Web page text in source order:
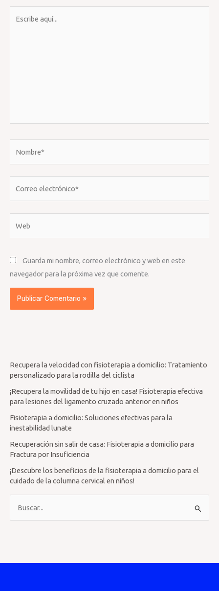
Guarda mi nombre, correo electrónico y web en este
navegador para la próxima vez que comente.
Recupera la velocidad con fisioterapia a domicilio: Tratamiento
personalizado para la rodilla del ciclista
¡Recupera la movilidad de tu hijo en casa! Fisioterapia efectiva
para lesiones del ligamento cruzado anterior en niños
Fisioterapia a domicilio: Soluciones efectivas para la
inestabilidad lunate
Recuperación sin salir de casa: Fisioterapia a domicilio para
Fractura por Insuficiencia
¡Descubre los beneficios de la fisioterapia a domicilio para el
cuidado de la columna cervical en niños!